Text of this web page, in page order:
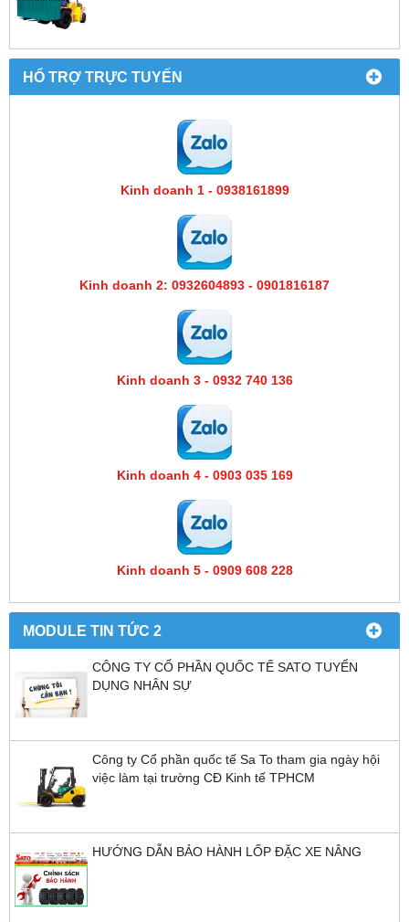
HỔ TRỢ TRỰC TUYẾN
Kinh doanh 1 - 0938161899
Kinh doanh 2: 0932604893 - 0901816187
Kinh doanh 3 - 0932 740 136
Kinh doanh 4 - 0903 035 169
Kinh doanh 5 - 0909 608 228
MODULE TIN TỨC 2
CÔNG TY CỔ PHẦN QUỐC TẾ SATO TUYỂN
DỤNG NHÂN SỰ
Công ty Cổ phần quốc tế Sa To tham gia ngày hội
việc làm tại trường CĐ Kinh tế TPHCM
HƯỚNG DẪN BẢO HÀNH LỐP ĐẶC XE NÂNG